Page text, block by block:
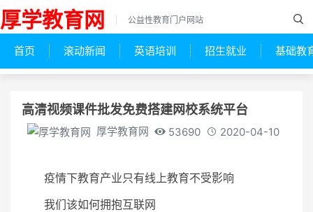
厚学教育网 公益性教育门户网站
首页 滚动新闻 英语培训 招生就业 基础教
高清视频课件批发免费搭建网校系统平台
厚学教育网 53690 2020-04-10
疫情下教育产业只有线上教育不受影响
我们该如何拥抱互联网